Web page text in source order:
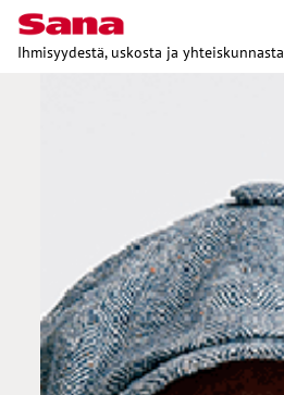
Ihmisyydestä, uskosta ja yhteiskunnasta